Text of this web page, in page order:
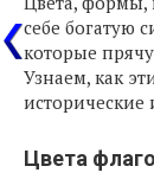
себе богатую
которые
Узнаем, как
Цвета